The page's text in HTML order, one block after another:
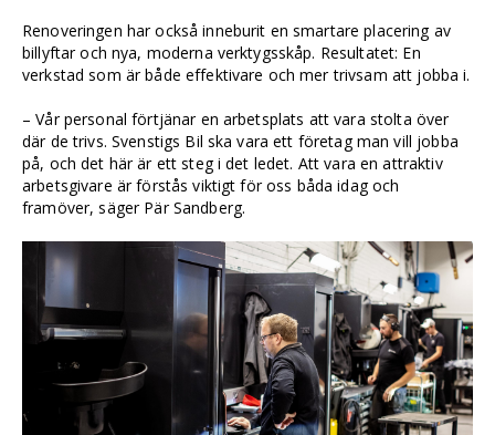
Renoveringen har också inneburit en smartare placering av
billyftar och nya, moderna verktygsskåp. Resultatet: En
verkstad som är både effektivare och mer trivsam att jobba i.
– Vår personal förtjänar en arbetsplats att vara stolta över
där de trivs. Svenstigs Bil ska vara ett företag man vill jobba
på, och det här är ett steg i det ledet. Att vara en attraktiv
arbetsgivare är förstås viktigt för oss båda idag och
framöver, säger Pär Sandberg.